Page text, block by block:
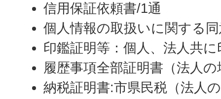
信用保証依頼書/1通
個人情報の取扱いに関する
印鑑証明等：個人、法人共
履歴事項全部証明書（法人
納税証明書:市県民税（法人